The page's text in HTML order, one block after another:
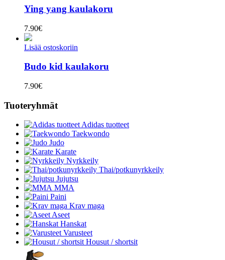
Ying yang kaulakoru
7.90€
Lisää ostoskoriin
Budo kid kaulakoru
7.90€
Tuoteryhmät
Adidas tuotteet
Taekwondo
Judo
Karate
Nyrkkeily
Thai/potkunyrkkeily
Jujutsu
MMA
Paini
Krav maga
Aseet
Hanskat
Varusteet
Housut / shortsit